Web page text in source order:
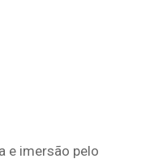
e imersão pelo